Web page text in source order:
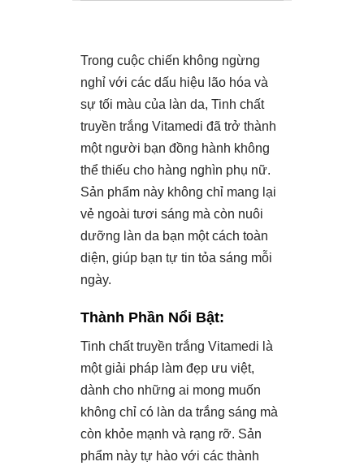
Trong cuộc chiến không ngừng
nghỉ với các dấu hiệu lão hóa và
sự tối màu của làn da, Tinh chất
truyền trắng Vitamedi đã trở thành
một người bạn đồng hành không
thể thiếu cho hàng nghìn phụ nữ.
Sản phẩm này không chỉ mang lại
vẻ ngoài tươi sáng mà còn nuôi
dưỡng làn da bạn một cách toàn
diện, giúp bạn tự tin tỏa sáng mỗi
ngày.
Thành Phần Nổi Bật:
Tinh chất truyền trắng Vitamedi là
một giải pháp làm đẹp ưu việt,
dành cho những ai mong muốn
không chỉ có làn da trắng sáng mà
còn khỏe mạnh và rạng rỡ. Sản
phẩm này tự hào với các thành